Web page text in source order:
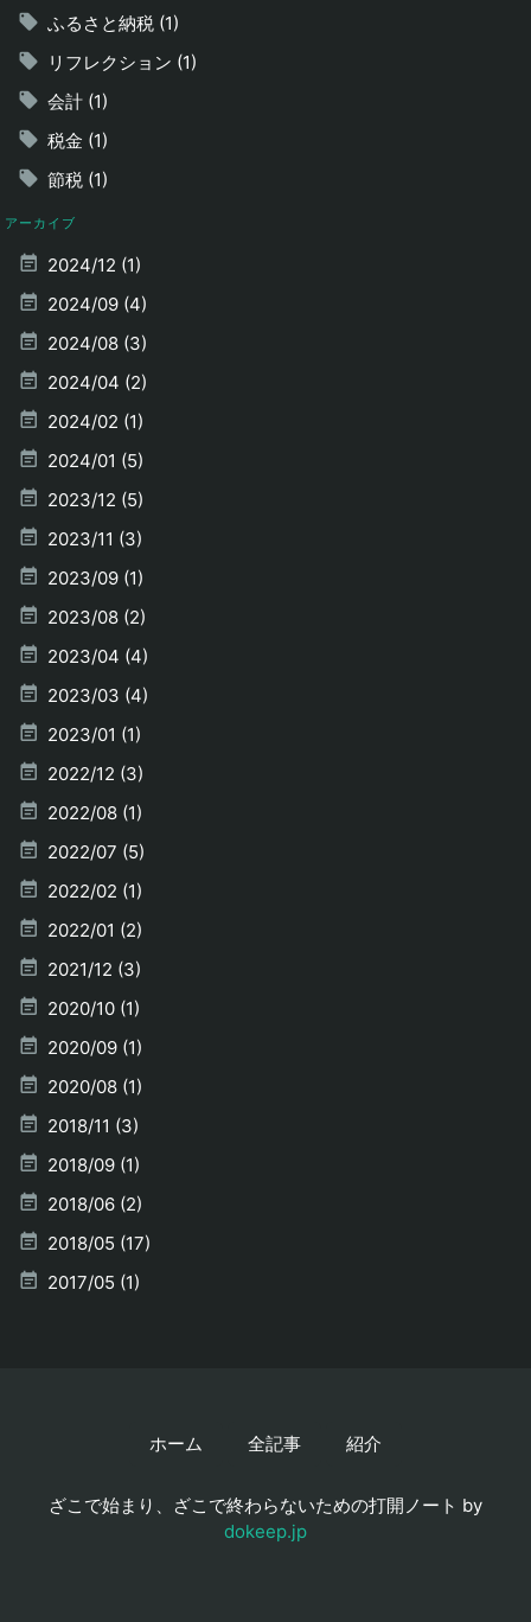
ふるさと納税 (1)
リフレクション (1)
会計 (1)
税金 (1)
節税 (1)
アーカイブ
2024/12 (1)
2024/09 (4)
2024/08 (3)
2024/04 (2)
2024/02 (1)
2024/01 (5)
2023/12 (5)
2023/11 (3)
2023/09 (1)
2023/08 (2)
2023/04 (4)
2023/03 (4)
2023/01 (1)
2022/12 (3)
2022/08 (1)
2022/07 (5)
2022/02 (1)
2022/01 (2)
2021/12 (3)
2020/10 (1)
2020/09 (1)
2020/08 (1)
2018/11 (3)
2018/09 (1)
2018/06 (2)
2018/05 (17)
2017/05 (1)
ホーム 全記事 紹介
ざこで始まり、ざこで終わらないための打開ノート by
dokeep.jp